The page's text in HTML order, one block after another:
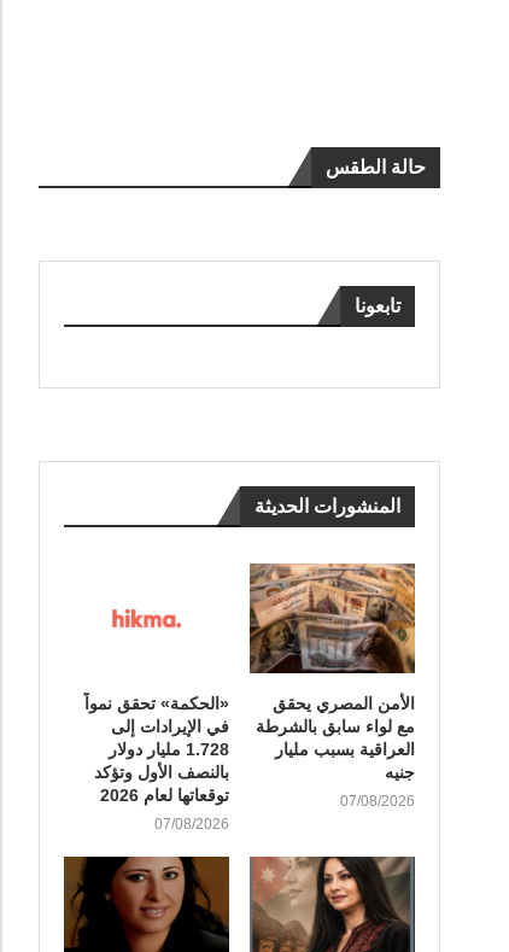
حالة الطقس
تابعونا
المنشورات الحديثة
الأمن المصري يحقق
مع لواء سابق بالشرطة
العراقية بسبب مليار
جنيه
07/08/2026
«الحكمة» تحقق نمواً
في الإيرادات إلى
1.728 مليار دولار
بالنصف الأول وتؤكد
توقعاتها لعام 2026
07/08/2026